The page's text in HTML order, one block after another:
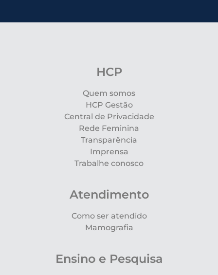
HCP
Quem somos
HCP Gestão
Central de Privacidade
Rede Feminina
Transparência
Imprensa
Trabalhe conosco
Atendimento
Como ser atendido
Mamografia
Ensino e Pesquisa